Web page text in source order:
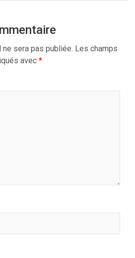
sera pas publiée. Les champs
avec *